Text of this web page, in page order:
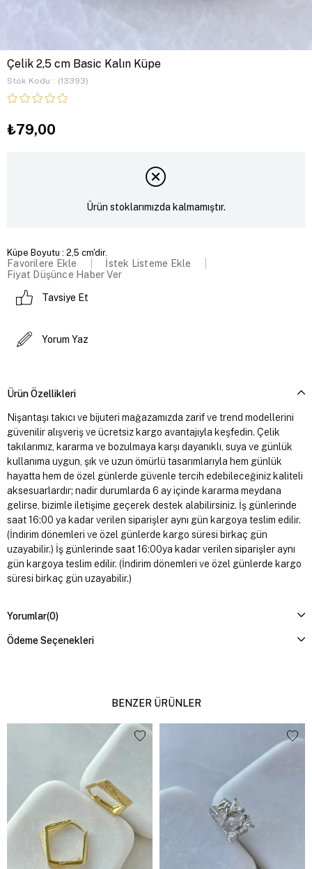
Çelik 2,5 cm Basic Kalın Küpe
Stok Kodu (13393)
₺79,00
Ürün stoklarımızda kalmamıştır.
Küpe Boyutu : 2,5 cm'dir.
Favorilere Ekle
İstek Listeme Ekle
Fiyat Düşünce Haber Ver
Tavsiye Et
Yorum Yaz
Ürün Özellikleri
Nişantaşı takıcı ve bijuteri mağazamızda zarif ve trend modellerini
güvenilir alışveriş ve ücretsiz kargo avantajıyla keşfedin. Çelik
takılarımız, kararma ve bozulmaya karşı dayanıklı, suya ve günlük
kullanıma uygun, şık ve uzun ömürlü tasarımlarıyla hem günlük
hayatta hem de özel günlerde güvenle tercih edebileceğiniz kaliteli
aksesuarlardır; nadir durumlarda 6 ay içinde kararma meydana
gelirse, bizimle iletişime geçerek destek alabilirsiniz. İş günlerinde
saat 16:00 ya kadar verilen siparişler aynı gün kargoya teslim edilir.
(İndirim dönemleri ve özel günlerde kargo süresi birkaç gün
uzayabilir.) İş günlerinde saat 16:00ya kadar verilen siparişler aynı
gün kargoya teslim edilir. (İndirim dönemleri ve özel günlerde kargo
süresi birkaç gün uzayabilir.)
Yorumlar(0)
Ödeme Seçenekleri
BENZER ÜRÜNLER